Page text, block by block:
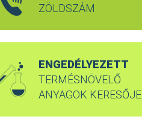
ZÖLDSZÁM
ENGEDÉLYEZETT
TERMÉSNÖVELŐ
ANYAGOK KERESŐJE